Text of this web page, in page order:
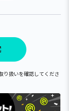
り扱いを確認してくださ